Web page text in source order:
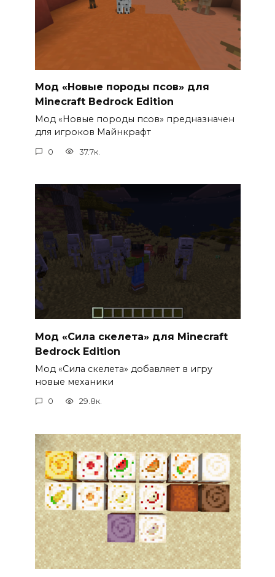
Мод «Новые породы псов» для
Minecraft Bedrock Edition
Мод «Новые породы псов» предназначен
для игроков Майнкрафт
0 37.7к.
Мод «Сила скелета» для Minecraft
Bedrock Edition
Мод «Сила скелета» добавляет в игру
новые механики
0 29.8к.